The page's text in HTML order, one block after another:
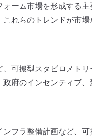
ーム市場を形成する
れらのトレンドが市
可搬型スタビロメト
府のインセンティブ
フラ整備計画など、